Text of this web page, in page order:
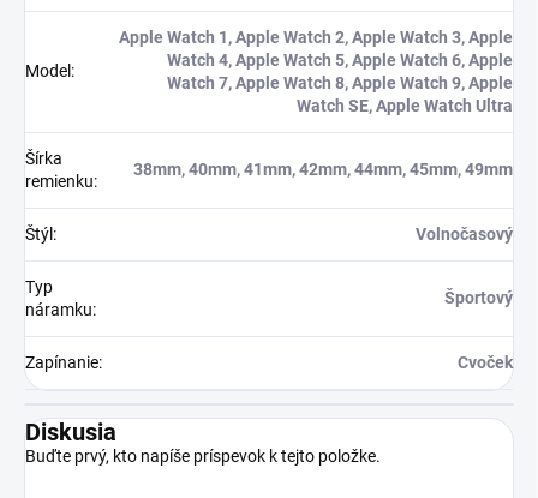
Model :
Apple Watch 1, Apple Watch 2, Apple Watch 3, Apple
Watch 4, Apple Watch 5, Apple Watch 6, Apple
Watch 7, Apple Watch 8, Apple Watch 9, Apple
Watch SE, Apple Watch Ultra
Šírka
remienku:
38mm, 40mm, 41mm, 42mm, 44mm, 45mm, 49mm
Štýl : Volnočasový
Typ
náramku:
Športový
Zapínanie: Cvoček
Diskusia
Buďte prvý, kto napíše príspevok k tejto položke.